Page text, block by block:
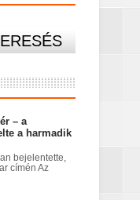
– a
a harmadik
bejelentette,
címén Az